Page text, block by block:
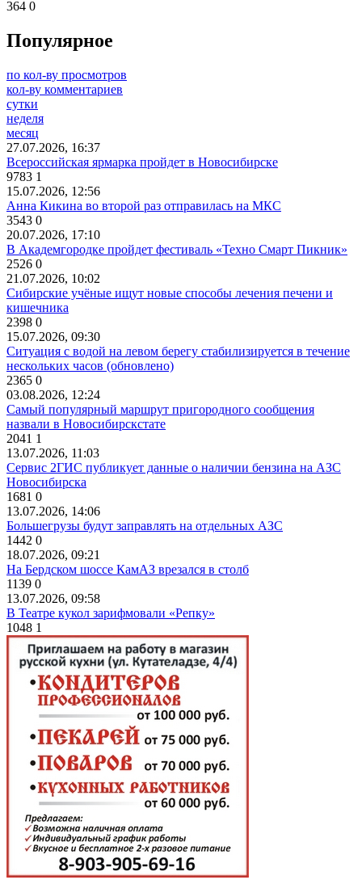
364 0
Популярное
по кол-ву просмотров
кол-ву комментариев
сутки
неделя
месяц
27.07.2026, 16:37
Всероссийская ярмарка пройдет в Новосибирске
9783 1
15.07.2026, 12:56
Анна Кикина во второй раз отправилась на МКС
3543 0
20.07.2026, 17:10
В Академгородке пройдет фестиваль «Техно Смарт Пикник»
2526 0
21.07.2026, 10:02
Сибирские учёные ищут новые способы лечения печени и
кишечника
2398 0
15.07.2026, 09:30
Ситуация с водой на левом берегу стабилизируется в течение
нескольких часов (обновлено)
2365 0
03.08.2026, 12:24
Самый популярный маршрут пригородного сообщения
назвали в Новосибирскстате
2041 1
13.07.2026, 11:03
Сервис 2ГИС публикует данные о наличии бензина на АЗС
Новосибирска
1681 0
13.07.2026, 14:06
Большегрузы будут заправлять на отдельных АЗС
1442 0
18.07.2026, 09:21
На Бердском шоссе КамАЗ врезался в столб
1139 0
13.07.2026, 09:58
В Театре кукол зарифмовали «Репку»
1048 1